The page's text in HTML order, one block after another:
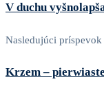
V duchu
Nasledujúci príspevok
Krzem –